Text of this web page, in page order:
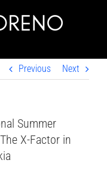
Previous Next
Summer
X-Factor in